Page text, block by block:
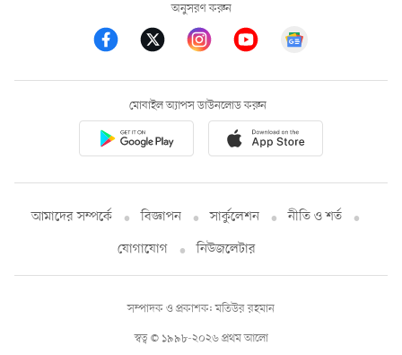
অনুসরণ করুন
মোবাইল অ্যাপস ডাউনলোড করুন
আমাদের সম্পর্কে বিজ্ঞাপন সার্কুলেশন
নীতি ও শর্ত
যোগাযোগ
নিউজলেটার
স্বত্ব © ১৯৯৮-২০২৬ প্রথম আলো
সম্পাদক ও প্রকাশক: মতিউর রহমান